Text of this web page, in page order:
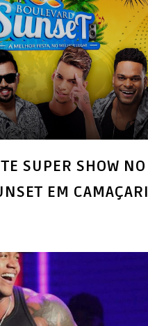
SUPER SHOW NO
EM CAMAÇARI